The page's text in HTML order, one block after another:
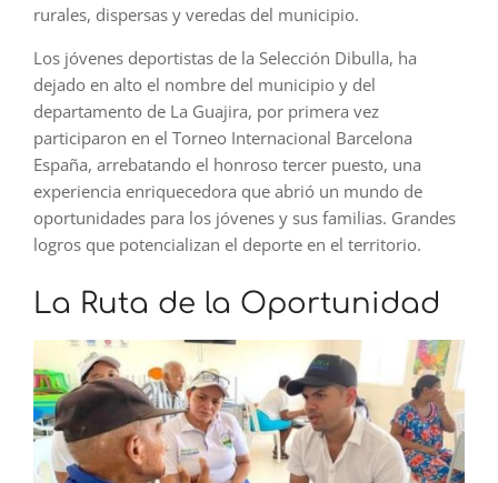
rurales, dispersas y veredas del municipio.
Los jóvenes deportistas de la Selección Dibulla, ha
dejado en alto el nombre del municipio y del
departamento de La Guajira, por primera vez
participaron en el Torneo Internacional Barcelona
España, arrebatando el honroso tercer puesto, una
experiencia enriquecedora que abrió un mundo de
oportunidades para los jóvenes y sus familias. Grandes
logros que potencializan el deporte en el territorio.
La Ruta de la Oportunidad